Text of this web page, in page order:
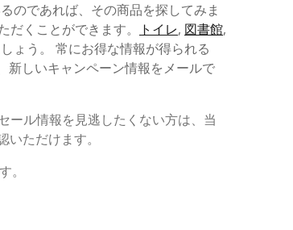
のであれば、その商品を探してみま
くことができます。
トイレ, 図書館,
ょう。 常にお得な情報が得られる
新しいキャンペーン情報をメールで
ール情報を見逃したくない方は、当
ただけます。
。